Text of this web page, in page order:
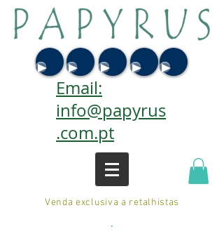
Email:
info@papyrus
.com.pt
Venda exclusiva a retalhistas
.